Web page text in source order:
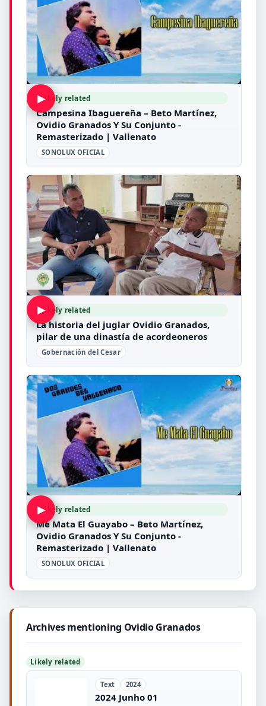
▶Likely related
Campesina Ibaguereña – Beto Martínez,
Ovidio Granados Y Su Conjunto -
Remasterizado | Vallenato
SONOLUX OFICIAL
▶Likely related
La historia del juglar Ovidio Granados,
pilar de una dinastía de acordeoneros
Gobernación del Cesar
▶Likely related
Me Mata El Guayabo – Beto Martínez,
Ovidio Granados Y Su Conjunto -
Remasterizado | Vallenato
SONOLUX OFICIAL
Archives mentioning Ovidio Granados
Likely related
Text 2024
2024 Junho 01